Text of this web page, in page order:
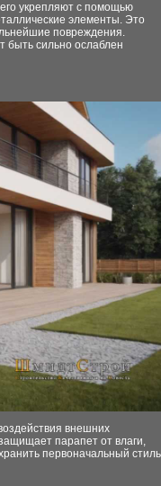
укрепляют с помощью
элементы. Это
повреждения.
быть сильно ослаблен
внешних
парапет от влаги,
первоначальный стиль